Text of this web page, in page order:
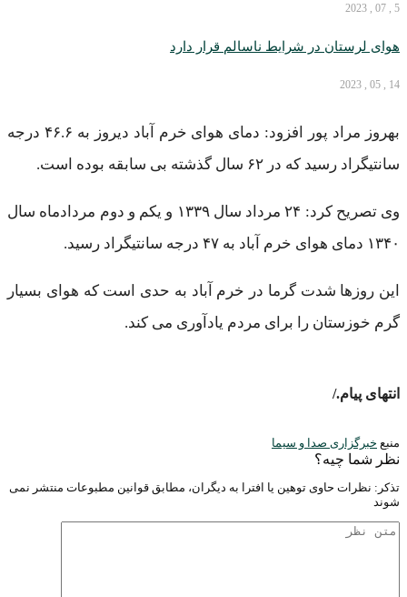
5 , 07 , 2023
هوای لرستان در شرایط ناسالم قرار دارد
14 , 05 , 2023
بهروز مراد پور افزود: دمای هوای خرم آباد دیروز به ۴۶.۶ درجه
سانتیگراد رسید که در ۶۲ سال گذشته بی سابقه بوده است.
وی تصریح کرد: ۲۴ مرداد سال ۱۳۳۹ و یکم و دوم مردادماه سال
۱۳۴۰ دمای هوای خرم آباد به ۴۷ درجه سانتیگراد رسید.
این روزها شدت گرما در خرم آباد به حدی است که هوای بسیار
گرم خوزستان را برای مردم یادآوری می کند.
/.انتهای پیام
منبع خبرگزاری صدا و سیما
نظر شما چیه؟
تذكر: نظرات حاوی توهين يا افترا به ديگران، مطابق قوانين مطبوعات منتشر نمی
شوند